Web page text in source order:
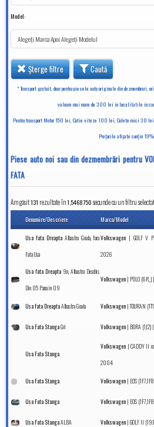
Model:
Șterge filtre Caută
* Transport gratuit, doar pentru piesele auto originale din dezmembrari,
valoare mai mare de 300 lei in localitatile in
Pentru transport Motor 150 lei, Cutie viteze 100 lei, Colete mici 30 lei
Preţurile afişate conţin 19%
Piese auto noi sau din dezmembrări pentru
FATA
Am găsit131 rezultate în1,5468750 secunde cu un filtru selectat
Denumire/Descriere Marca/Model
Usa fata Dreapta Albastru Goala, fara
Fata Usa
Volkswagen | GOLF V
2026
Usa fata Dreapta 9n, Albastru Deschis
Din 05 Pana in 09
Volkswagen | POLO (6R_)
Usa fata DreaptaAlbastra Goala Volkswagen |TOURAN
Usa Fata StangaGri Volkswagen | BORA (1J2)
Usa Fata Stanga
Volkswagen |CADDY II
2004
Usa Fata Stanga Volkswagen | EOS
Usa Fata Stanga Volkswagen | EOS
Usa Fata StangaALBA Volkswagen |GOLF II